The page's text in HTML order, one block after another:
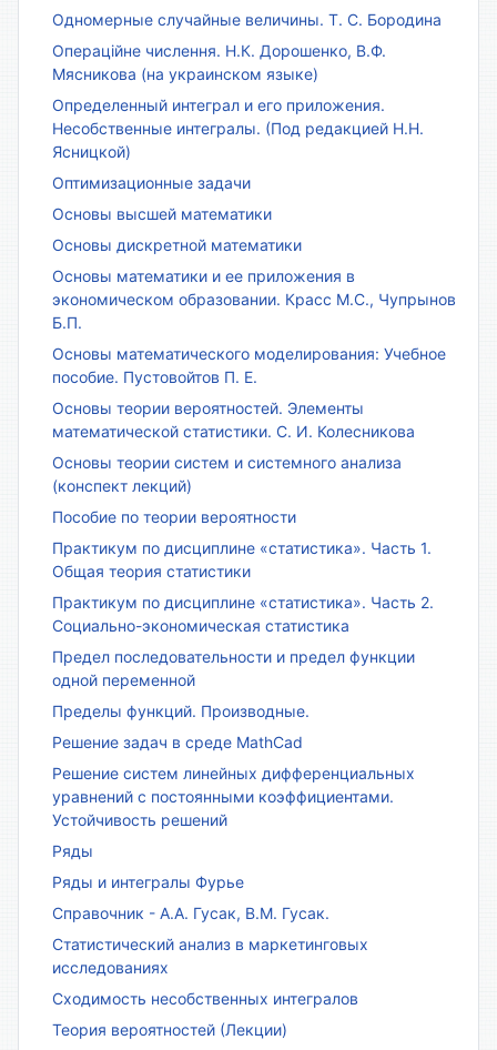
Одномерные случайные величины. Т. С. Бородина
Операційне числення. Н.К. Дорошенко, В.Ф.
Мясникова (на украинском языке)
Определенный интеграл и его приложения.
Несобственные интегралы. (Под редакцией Н.Н.
Ясницкой)
Оптимизационные задачи
Основы высшей математики
Основы дискретной математики
Основы математики и ее приложения в
экономическом образовании. Красс М.С., Чупрынов
Б.П.
Основы математического моделирования: Учебное
пособие. Пустовойтов П. Е.
Основы теории вероятностей. Элементы
математической статистики. С. И. Колесникова
Основы теории систем и системного анализа
(конспект лекций)
Пособие по теории вероятности
Практикум по дисциплине «статистика». Часть 1.
Общая теория статистики
Практикум по дисциплине «статистика». Часть 2.
Социально-экономическая статистика
Предел последовательности и предел функции
одной переменной
Пределы функций. Производные.
Решение задач в среде MathCad
Решение систем линейных дифференциальных
уравнений с постоянными коэффициентами.
Устойчивость решений
Ряды
Ряды и интегралы Фурье
Справочник - А.А. Гусак, В.М. Гусак.
Статистический анализ в маркетинговых
исследованиях
Сходимость несобственных интегралов
Теория вероятностей (Лекции)